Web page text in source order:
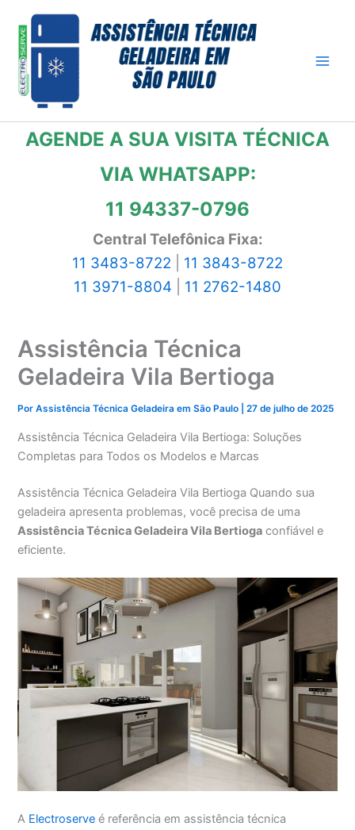
para
conteúdo
AGENDE A SUA VISITA TÉCNICA
VIA WHATSAPP:
11 94337-0796
Central Telefônica Fixa:
11 3483-8722
11 3843-8722
11 3971-8804
11 2762-1480
Assistência Técnica
Geladeira Vila Bertioga
PorAssistência Técnica Geladeira em São Paulo |27 de julho de 2025
Assistência Técnica Geladeira Vila Bertioga: Soluções
Completas para Todos os Modelos e Marcas
Assistência Técnica Geladeira Vila Bertioga Quando sua
geladeira apresenta problemas, você precisa de uma
Assistência Técnica Geladeira Vila Bertioga confiável e
eficiente.
A Electroserve é referência em assistência técnica